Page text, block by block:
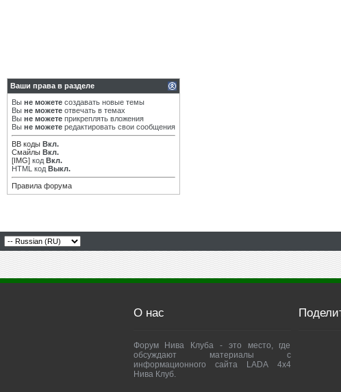
Ваши права в разделе
Вы не можете создавать новые темы
Вы не можете отвечать в темах
Вы не можете прикреплять вложения
Вы не можете редактировать свои сообщения
BB коды Вкл.
Смайлы Вкл.
[IMG] код Вкл.
HTML код Выкл.
Правила форума
О нас
Форум Нива Клуба - это место, где
обсуждают материалы с
информационного сайта LADA 4x4
Нива Клуб.